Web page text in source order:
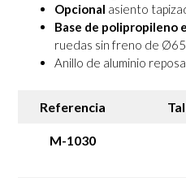
Opcional asiento
Base de polipropileno
ruedas sin freno de Ø65
Anillo de aluminio
Referencia
M-1030